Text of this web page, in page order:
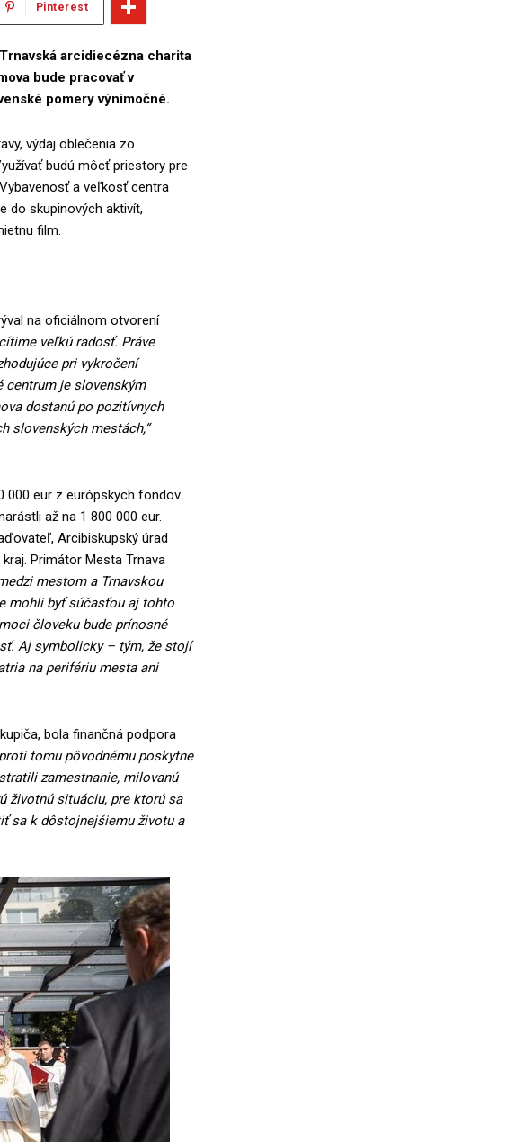
Pinterest
arcidiecézna charita
bude pracovať v
pomery výnimočné.
výdaj oblečenia zo
budú môcť priestory pre
a veľkosť centra
do skupinových aktivít,
film.
na oficiálnom otvorení
veľkú radosť. Práve
pri vykročení
centrum je slovenským
dostanú po pozitívnych
slovenských mestách,“
000 eur z európskych fondov.
až na 1 800 000 eur.
Arcibiskupský úrad
Primátor Mesta Trnava
mestom a Trnavskou
mohli byť súčasťou aj tohto
človeku bude prínosné
Aj symbolicky – tým, že stojí
na perifériu mesta ani
bola finančná podpora
tomu pôvodnému poskytne
zamestnanie, milovanú
životnú situáciu, pre ktorú sa
sa k dôstojnejšiemu životu a